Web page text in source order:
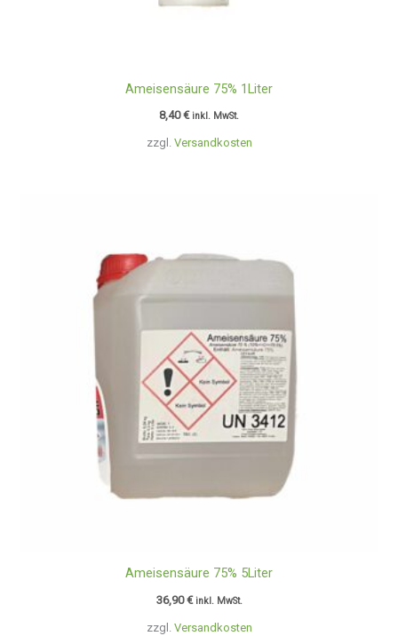
zzgl. Versandkosten
Ameisensäure 75% 1Liter
8,40€ inkl. MwSt.
zzgl. Versandkosten
Ameisensäure 75% 5Liter
36,90€ inkl. MwSt.